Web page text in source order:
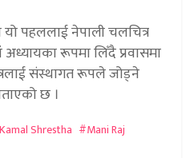
पहललाई नेपाली चलचित्र
अध्यायका रूपमा लिँदै प्रवासमा
संस्थागत रूपले जोड्ने
छ ।
Kamal Shrestha
Mani Raj